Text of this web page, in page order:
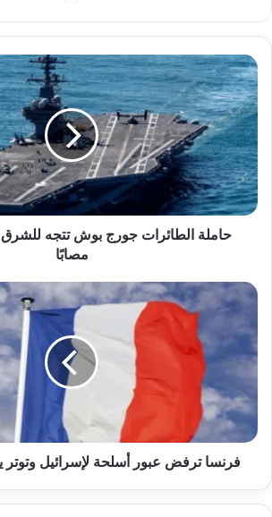
حاملة
الطائرات
جورج
بوش
تتجه
للشرق
الأوسط
و
350
مصابًا
فرنسا
عبور
أسلحة
لإسرائيل
يتصاعد
دبلوماسيا
فرنسا ترفض عبور أسلحة لإسرائيل وتوتر